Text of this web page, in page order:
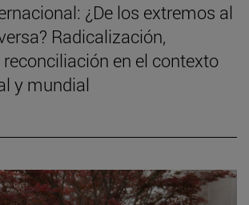
¿De los extremos al
Radicalización,
en el contexto
y mundial